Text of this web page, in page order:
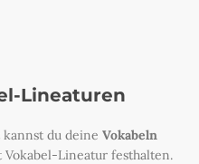
Lineaturen
du deine Vokabeln
Lineatur festhalten.